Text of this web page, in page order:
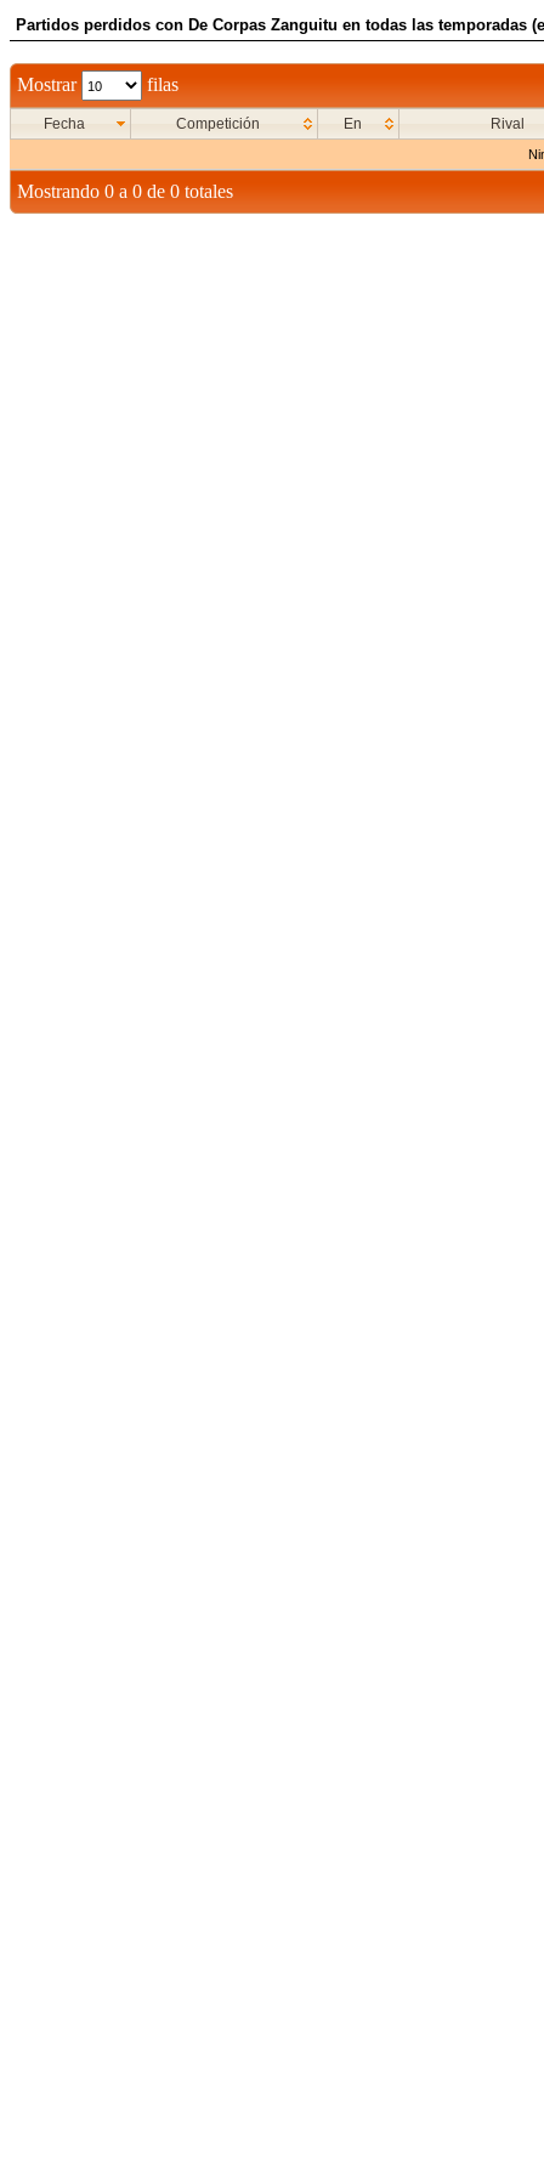
Partidos perdidos con De Corpas Zanguitu en todas las temporadas
Mostrar filas
Fecha Competición En Rival
Mostrando 0 a 0 de 0 totales